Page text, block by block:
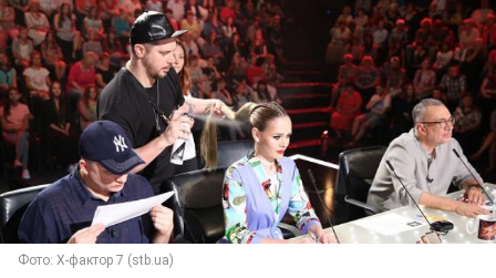
Фото: Х-фактор 7 (stb.ua)